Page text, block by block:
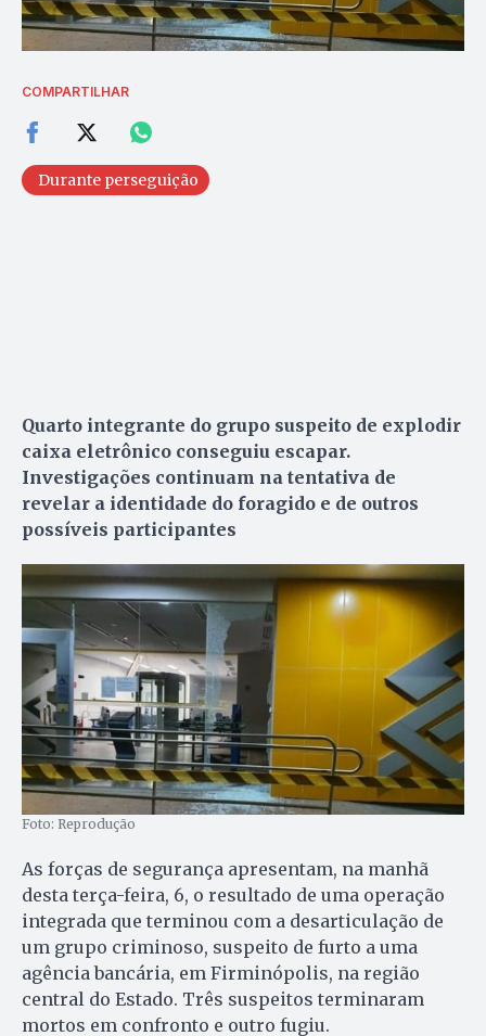
COMPARTILHAR
Durante perseguição
Quarto integrante do grupo suspeito de explodir
caixa eletrônico conseguiu escapar.
Investigações continuam na tentativa de
revelar a identidade do foragido e de outros
possíveis participantes
Foto: Reprodução
As forças de segurança apresentam, na manhã
desta terça-feira, 6, o resultado de uma operação
integrada que terminou com a desarticulação de
um grupo criminoso, suspeito de furto a uma
agência bancária, em Firminópolis, na região
central do Estado. Três suspeitos terminaram
mortos em confronto e outro fugiu.